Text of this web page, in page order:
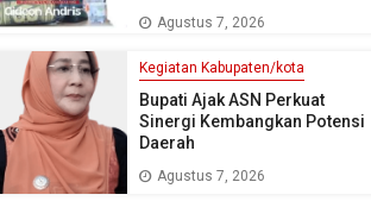
Agustus 7, 2026
Kegiatan Kabupaten/kota
Bupati Ajak ASN Perkuat
Sinergi Kembangkan Potensi
Daerah
Agustus 7, 2026